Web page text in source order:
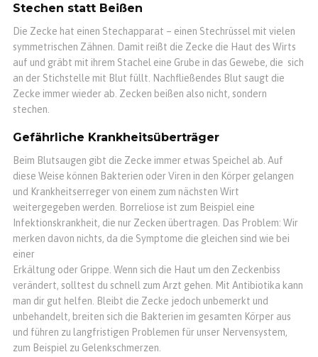
Stechen statt Beißen
Die Zecke hat einen Stechapparat – einen Stechrüssel mit vielen
symmetrischen Zähnen. Damit reißt die Zecke die Haut des Wirts
auf und gräbt mit ihrem Stachel eine Grube in das Gewebe, die sich
an der Stichstelle mit Blut füllt. Nachfließendes Blut saugt die
Zecke immer wieder ab. Zecken beißen also nicht, sondern
stechen.
Gefährliche Krankheitsüberträger
Beim Blutsaugen gibt die Zecke immer etwas Speichel ab. Auf
diese Weise können Bakterien oder Viren in den Körper gelangen
und Krankheitserreger von einem zum nächsten Wirt
weitergegeben werden. Borreliose ist zum Beispiel eine
Infektionskrankheit, die nur Zecken übertragen. Das Problem: Wir
merken davon nichts, da die Symptome die gleichen sind wie bei
einer
Erkältung oder Grippe. Wenn sich die Haut um den Zeckenbiss
verändert, solltest du schnell zum Arzt gehen. Mit Antibiotika kann
man dir gut helfen. Bleibt die Zecke jedoch unbemerkt und
unbehandelt, breiten sich die Bakterien im gesamten Körper aus
und führen zu langfristigen Problemen für unser Nervensystem,
zum Beispiel zu Gelenkschmerzen.